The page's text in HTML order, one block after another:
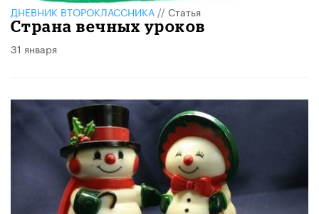
ДНЕВНИК ВТОРОКЛАССНИКА // Статья
Страна вечных уроков
31 января